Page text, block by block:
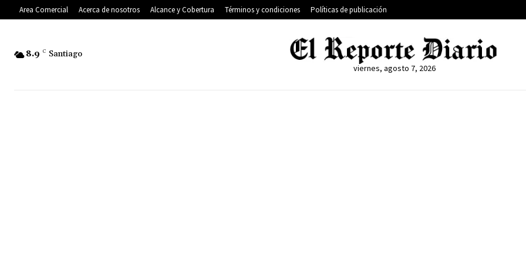
Area Comercial Acerca de nosotros Alcance y Cobertura Términos y condiciones Políticas de publicación
8.9 C Santiago
viernes, agosto 7, 2026